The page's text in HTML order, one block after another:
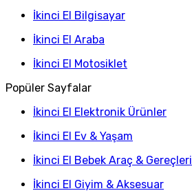
İkinci El Bilgisayar
İkinci El Araba
İkinci El Motosiklet
Popüler Sayfalar
İkinci El Elektronik Ürünler
İkinci El Ev & Yaşam
İkinci El Bebek Araç & Gereçleri
İkinci El Giyim & Aksesuar